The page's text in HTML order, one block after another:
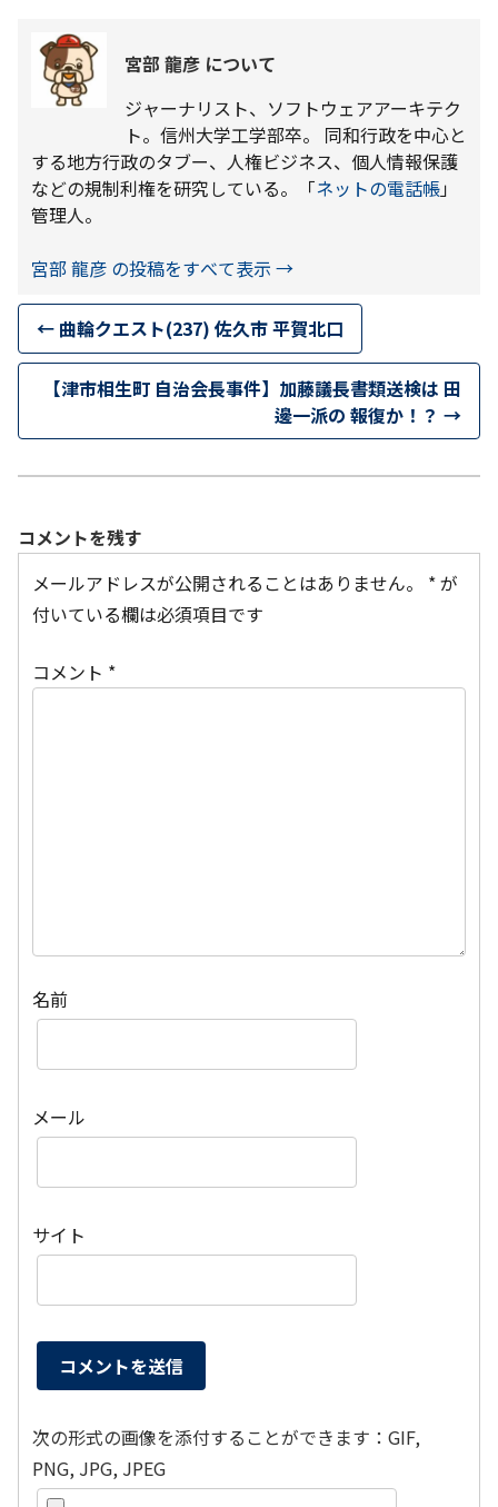
宮部 龍彦 について
ジャーナリスト、ソフトウェアアーキテク
ト。信州大学工学部卒。 同和行政を中心と
する地方行政のタブー、人権ビジネス、個人情報保護
などの規制利権を研究している。「ネットの電話帳」
管理人。
宮部 龍彦 の投稿をすべて表示 →
← 曲輪クエスト(237) 佐久市 平賀北口
【津市相生町 自治会長事件】加藤議長書類送検は 田
邊一派の 報復か！？ →
コメントを残す
メールアドレスが公開されることはありません。
*が
付いている欄は必須項目です
コメント *
名前
メール
サイト
次の形式の画像を添付することができます：GIF,
PNG, JPG, JPEG